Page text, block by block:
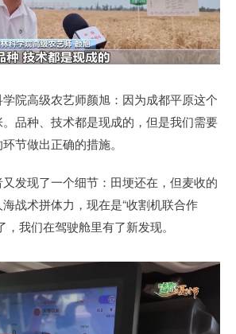
院高级农艺师颜旭：因为成都平原这个
品种、技术都是现成的，但是我们需要
节做出正确的措施。
发现了一个细节：田埂还在，但麦收的
战术拼体力，现在是“收割机联合作
，我们在驾驶舱里有了新发现。